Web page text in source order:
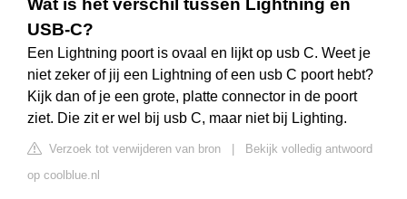
Wat is het verschil tussen Lightning en
USB-C?
Een Lightning poort is ovaal en lijkt op usb C. Weet je
niet zeker of jij een Lightning of een usb C poort hebt?
Kijk dan of je een grote, platte connector in de poort
ziet. Die zit er wel bij usb C, maar niet bij Lighting.
Verzoek tot verwijderen van bron
Bekijk volledig antwoord
op coolblue.nl